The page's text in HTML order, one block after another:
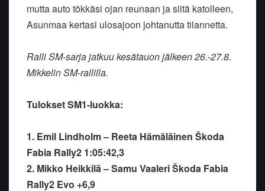
mutta auto tökkäsi ojan reunaan ja siitä katolleen,
Asunmaa kertasi ulosajoon johtanutta tilannetta.
Ralli SM-sarja jatkuu kesätauon jälkeen 26.-27.8.
Mikkelin SM-rallilla.
Tulokset SM1-luokka:
1. Emil Lindholm – Reeta Hämäläinen Škoda
Fabia Rally2 1:05:42,3
2. Mikko Heikkilä – Samu Vaaleri Škoda Fabia
Rally2 Evo +6,9